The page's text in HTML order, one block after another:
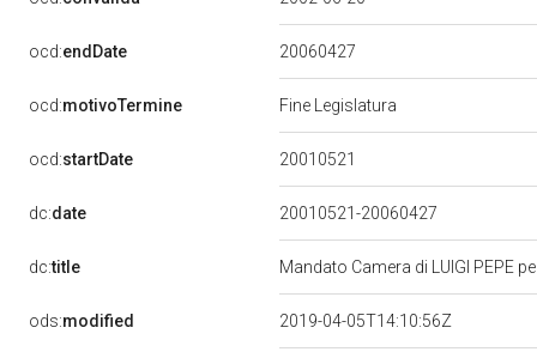
ocd:endDate 20060427
ocd:motivoTermine Fine Legislatura
ocd:startDate 20010521
dc:date 20010521-20060427
dc:title Mandato Camera di LUIGI PEPE
ods:modified 2019-04-05T14:10:56Z